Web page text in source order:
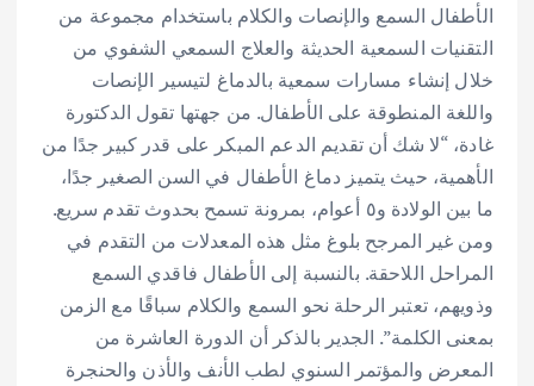
الأطفال السمع والإنصات والكلام باستخدام مجموعة من
التقنيات السمعية الحديثة والعلاج السمعي الشفوي من
خلال إنشاء مسارات سمعية بالدماغ لتيسير الإنصات
واللغة المنطوقة على الأطفال. من جهتها تقول الدكتورة
غادة، “لا شك أن تقديم الدعم المبكر على قدر كبير جدًا من
الأهمية، حيث يتميز دماغ الأطفال في السن الصغير جدًا،
ما بين الولادة و٥ أعوام، بمرونة تسمح بحدوث تقدم سريع.
ومن غير المرجح بلوغ مثل هذه المعدلات من التقدم في
المراحل اللاحقة. بالنسبة إلى الأطفال فاقدي السمع
وذويهم، تعتبر الرحلة نحو السمع والكلام سباقًا مع الزمن
بمعنى الكلمة”. الجدير بالذكر أن الدورة العاشرة من
المعرض والمؤتمر السنوي لطب الأنف والأذن والحنجرة